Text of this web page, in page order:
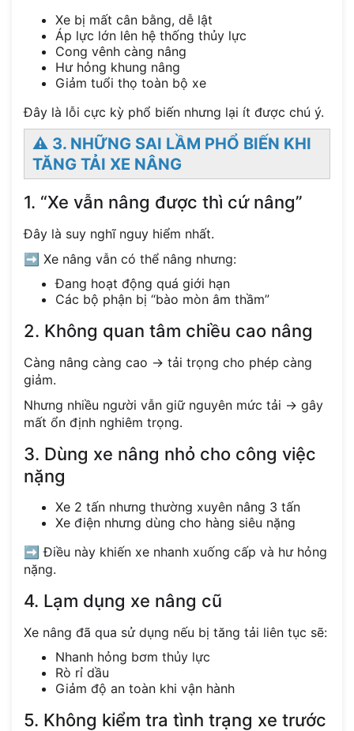
Xe bị mất cân bằng, dễ lật
Áp lực lớn lên hệ thống thủy lực
Cong vênh càng nâng
Hư hỏng khung nâng
Giảm tuổi thọ toàn bộ xe
Đây là lỗi cực kỳ phổ biến nhưng lại ít được chú ý.
⚠️ 3. NHỮNG SAI LẦM PHỔ BIẾN KHI
TĂNG TẢI XE NÂNG
1. “Xe vẫn nâng được thì cứ nâng”
Đây là suy nghĩ nguy hiểm nhất.
➡️ Xe nâng vẫn có thể nâng nhưng:
Đang hoạt động quá giới hạn
Các bộ phận bị “bào mòn âm thầm”
2. Không quan tâm chiều cao nâng
Càng nâng càng cao → tải trọng cho phép càng
giảm.
Nhưng nhiều người vẫn giữ nguyên mức tải → gây
mất ổn định nghiêm trọng.
3. Dùng xe nâng nhỏ cho công việc
nặng
Xe 2 tấn nhưng thường xuyên nâng 3 tấn
Xe điện nhưng dùng cho hàng siêu nặng
➡️ Điều này khiến xe nhanh xuống cấp và hư hỏng
nặng.
4. Lạm dụng xe nâng cũ
Xe nâng đã qua sử dụng nếu bị tăng tải liên tục sẽ:
Nhanh hỏng bơm thủy lực
Rò rỉ dầu
Giảm độ an toàn khi vận hành
5. Không kiểm tra tình trạng xe trước